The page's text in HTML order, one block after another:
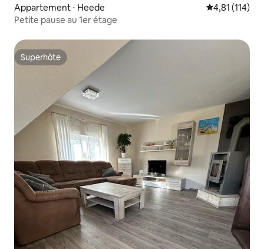
Appartement ⋅ Heede Évaluation
4,81 (114)
Petite pause au 1er étage
Superhôte
Superhôte